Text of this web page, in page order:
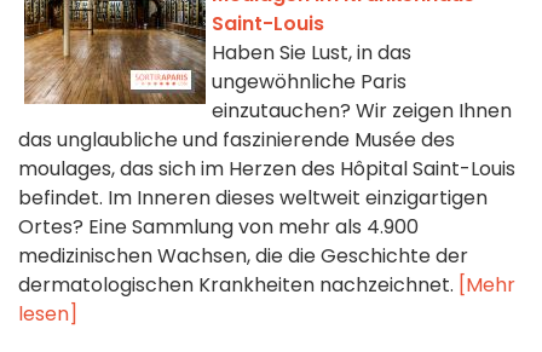
Saint-Louis
Haben Sie Lust, in das
ungewöhnliche Paris
einzutauchen? Wir zeigen Ihnen
das unglaubliche und faszinierende Musée des
moulages, das sich im Herzen des Hôpital Saint-Louis
befindet. Im Inneren dieses weltweit einzigartigen
Ortes? Eine Sammlung von mehr als 4.900
medizinischen Wachsen, die die Geschichte der
dermatologischen Krankheiten nachzeichnet. [Mehr
lesen]